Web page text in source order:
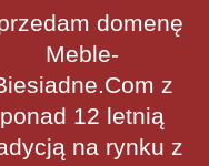
domenę
Meble-
z
ponad 12 letnią
na rynku z